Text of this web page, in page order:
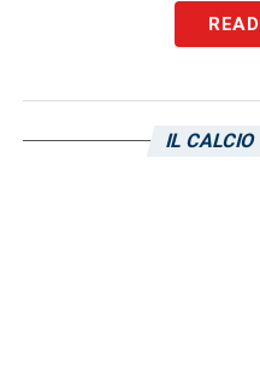
La proposta del
, restare nel
IL CALCIO